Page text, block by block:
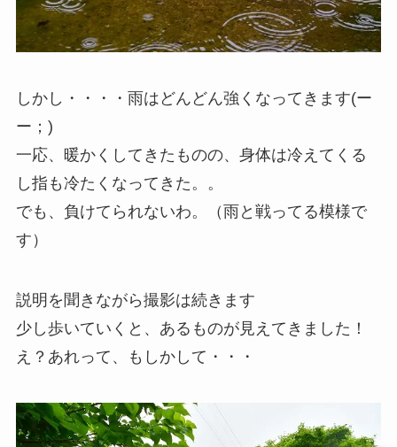
しかし・・・・雨はどんどん強くなってきます(ー
ー；)
一応、暖かくしてきたものの、身体は冷えてくる
し指も冷たくなってきた。。
でも、負けてられないわ。（雨と戦ってる模様で
す）
説明を聞きながら撮影は続きます
少し歩いていくと、あるものが見えてきました！
え？あれって、もしかして・・・